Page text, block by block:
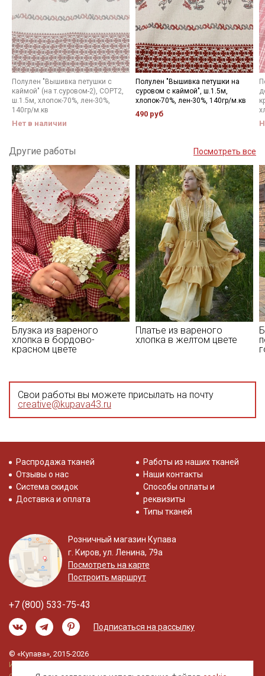
Полулен "Вышивка петушки с
каймой" (на т.суровом-2), СОРТ2,
ш.1.5м, хлопок-70%, лен-30%,
140гр/м.кв
Нет в наличии
Полулен "Вышивка петушки на
суровом с каймой", ш.1.5м,
хлопок-70%, лен-30%, 140гр/м.кв
490 руб
Другие работы Посмотреть все
Блузка из вареного
хлопка в бордово-
красном цвете
Платье из вареного
хлопка в желтом цвете
Свои работы вы можете присылать на почту
creative@kupava43.ru
Распродажа тканей
Отзывы о нас
Система скидок
Доставка и оплата
Работы из наших тканей
Наши контакты
Способы оплаты и
реквизиты
Типы тканей
Розничный магазин Купава
г. Киров, ул. Ленина, 79а
Посмотреть на карте
Построить маршрут
+7 (800) 533-75-43
Подписаться на рассылку
© «Купава», 2015-2026
Информация на сайте не является публичной
Ознакомлен(а) с
Политикой обработки персональных
данныхи даюСогласие на обработку персональных
данных
ДаюСогласие на получение рекламных и
информационных рассылок